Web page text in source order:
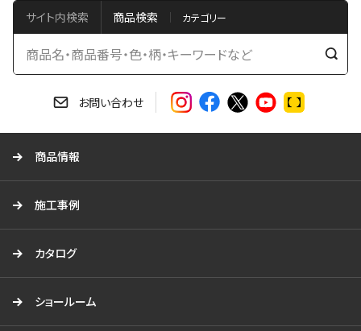
サイト内検索 商品検索
検
お問い合わせ
商品情報
施工事例
カタログ
ショールーム